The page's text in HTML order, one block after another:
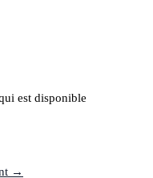
est disponible
→